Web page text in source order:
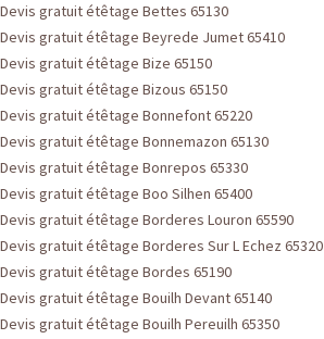
Devis gratuit étêtage Bettes 65130
Devis gratuit étêtage Beyrede Jumet 65410
Devis gratuit étêtage Bize 65150
Devis gratuit étêtage Bizous 65150
Devis gratuit étêtage Bonnefont 65220
Devis gratuit étêtage Bonnemazon 65130
Devis gratuit étêtage Bonrepos 65330
Devis gratuit étêtage Boo Silhen 65400
Devis gratuit étêtage Borderes Louron 65590
Devis gratuit étêtage Borderes Sur L Echez 65320
Devis gratuit étêtage Bordes 65190
Devis gratuit étêtage Bouilh Devant 65140
Devis gratuit étêtage Bouilh Pereuilh 65350